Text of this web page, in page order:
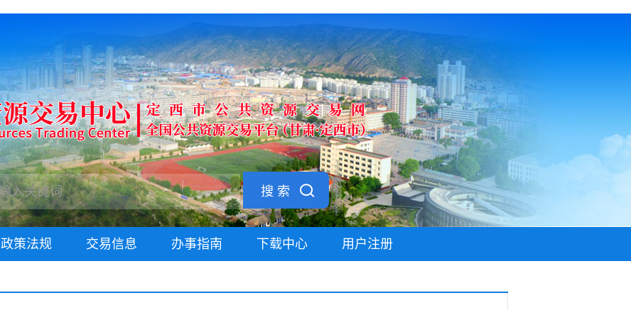
搜 索
政策法规 交易信息 办事指南 下载中心 用户注册